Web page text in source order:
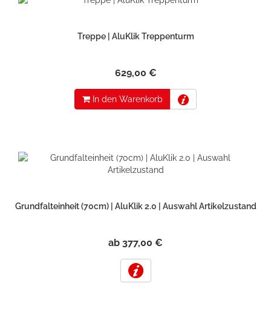
Treppe | AluKlik Treppenturm
629,00 €
In den Warenkorb
Grundfalteinheit (70cm) | AluKlik 2.0 | Auswahl Artikelzustand
ab 377,00 €